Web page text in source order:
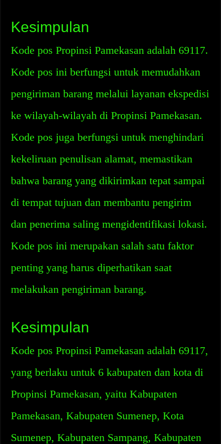
Kesimpulan
Kode pos Propinsi Pamekasan adalah 69117.
Kode pos ini berfungsi untuk memudahkan
pengiriman barang melalui layanan ekspedisi
ke wilayah-wilayah di Propinsi Pamekasan.
Kode pos juga berfungsi untuk menghindari
kekeliruan penulisan alamat, memastikan
bahwa barang yang dikirimkan tepat sampai
di tempat tujuan dan membantu pengirim
dan penerima saling mengidentifikasi lokasi.
Kode pos ini merupakan salah satu faktor
penting yang harus diperhatikan saat
melakukan pengiriman barang.
Kesimpulan
Kode pos Propinsi Pamekasan adalah 69117,
yang berlaku untuk 6 kabupaten dan kota di
Propinsi Pamekasan, yaitu Kabupaten
Pamekasan, Kabupaten Sumenep, Kota
Sumenep, Kabupaten Sampang, Kabupaten